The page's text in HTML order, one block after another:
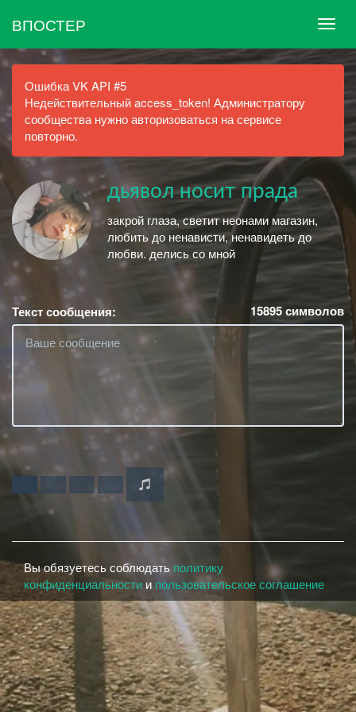
ВПОСТЕР
Ошибка VK API #5
Недействительный access_token! Администратору
сообщества нужно авторизоваться на сервисе
повторно.
дьявол носит прада
закрой глаза, светит неонами магазин,
любить до ненависти, ненавидеть до
любви. делись со мной
Текст сообщения: 15895символов
Вы обязуетесь соблюдать политику
конфиденциальности и пользовательское соглашение